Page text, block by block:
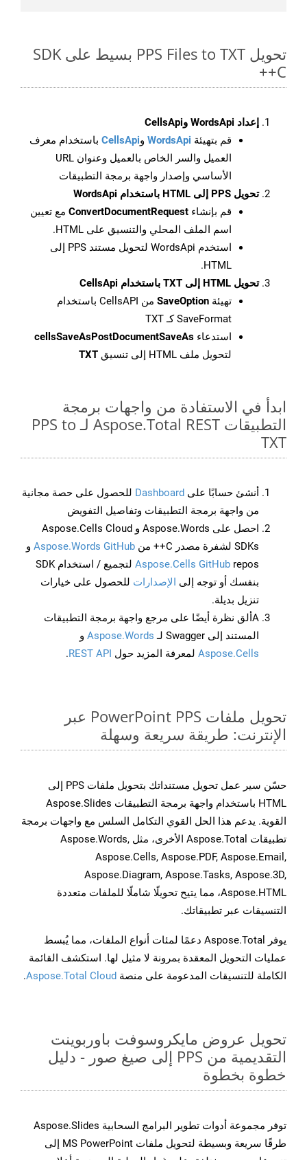
تحويل PPS Files to TXT بسيط على SDK
C++
إعداد WordsApi وCellsApi
قم بتهيئة WordsApi وCellsApi باستخدام معرف
العميل والسر الخاص بالعميل وعنوان URL
الأساسي وإصدار واجهة برمجة التطبيقات
تحويل PPS إلى HTML باستخدام WordsApi
قم بإنشاء ConvertDocumentRequest مع تعيين
اسم الملف المحلي والتنسيق على HTML.
استخدم WordsApi لتحويل مستند PPS إلى
HTML.
تحويل HTML إلى TXT باستخدام CellsApi
تهيئة SaveOption
من CellsAPI باستخدام
SaveFormat كـ TXT
استدعاء cellsSaveAsPostDocumentSaveAs
لتحويل ملف HTML إلى تنسيق
TXT
ابدأ في الاستفادة من واجهات برمجة
التطبيقات Aspose.Total REST لـ PPS to
TXT
أنشئ حسابًا على Dashboard للحصول على حصة مجانية
من واجهة برمجة التطبيقات وتفاصيل التفويض
احصل على Aspose.Words و Aspose.Cells Cloud
SDKs لشفرة مصدر C++ من
Aspose.Words GitHub و
Aspose.Cells GitHub
repos لتجميع / استخدام SDK
بنفسك أو توجه إلى الإصدارات للحصول على خيارات
تنزيل بديلة.
Aألق نظرة أيضًا على مرجع واجهة برمجة التطبيقات
المستند إلى Swagger لـ
Aspose.Words و
Aspose.Cells لمعرفة المزيد حول REST API
.
تحويل ملفات PowerPoint PPS عبر
الإنترنت: طريقة سريعة وسهلة
حسّن سير عمل تحويل مستنداتك بتحويل ملفات PPS إلى
HTML باستخدام واجهة برمجة التطبيقات Aspose.Slides
القوية. يدعم هذا الحل القوي التكامل السلس مع واجهات برمجة
تطبيقات Aspose.Total الأخرى، مثل Aspose.Words,
Aspose.Cells, Aspose.PDF, Aspose.Email,
Aspose.Diagram, Aspose.Tasks, Aspose.3D,
Aspose.HTML، مما يتيح تحويلًا شاملًا للملفات متعددة
التنسيقات عبر تطبيقاتك.
يوفر Aspose.Total دعمًا لمئات أنواع الملفات، مما يُبسط
عمليات التحويل المعقدة بمرونة لا مثيل لها. استكشف القائمة
الكاملة للتنسيقات المدعومة على منصة Aspose.Total Cloud
.
تحويل عروض مايكروسوفت باوربوينت
التقديمية من PPS إلى صيغ صور - دليل
خطوة بخطوة
توفر مجموعة أدوات تطوير البرامج السحابية Aspose.Slides
طرقًا سريعة وبسيطة لتحويل ملفات MS PowerPoint إلى